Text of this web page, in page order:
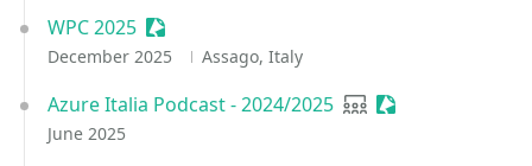
WPC 2025 Sessionize Event
December 2025 Assago, Italy
Azure Italia Podcast - 2024/2025 User group
Sessionize Event
June 2025